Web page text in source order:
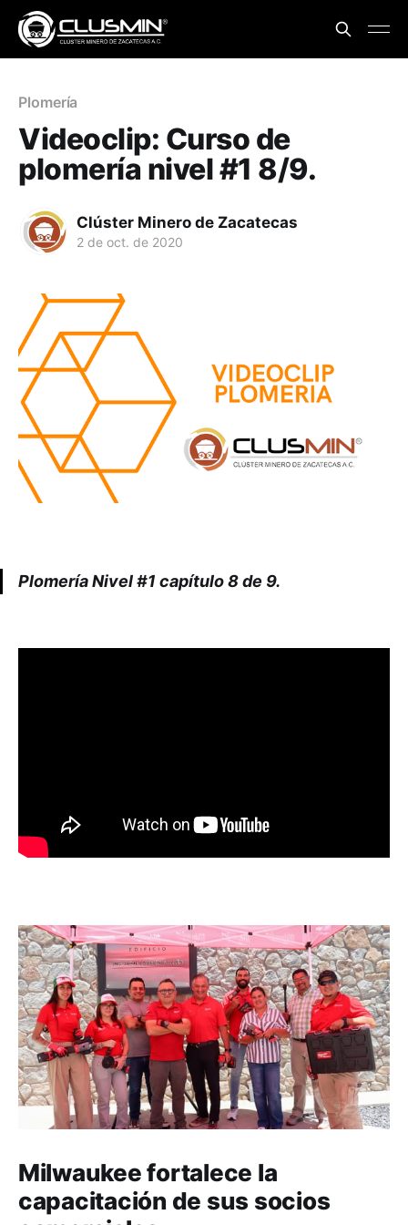
Plomería
Videoclip: Curso de
plomería nivel #1 8/9.
Clúster Minero de Zacatecas
2 de oct. de 2020
Plomería Nivel #1 capítulo 8 de 9.
Milwaukee fortalece la
capacitación de sus socios